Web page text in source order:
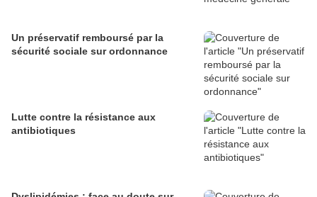
Un préservatif remboursé par la
sécurité sociale sur ordonnance
Lutte contre la résistance aux
antibiotiques